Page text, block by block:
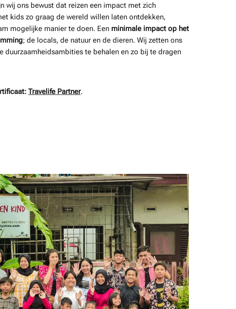
wij ons bewust dat reizen een impact met zich
kids zo graag de wereld willen laten ontdekken,
mogelijke manier te doen. Een minimale impact op het
; de locals, de natuur en de dieren. Wij zetten ons
duurzaamheidsambities te behalen en zo bij te dragen
Travelife Partner.